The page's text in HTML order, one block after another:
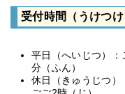
受付時間（うけつけ
平日（へいじつ）
分（ふん）
休日（きゅうじつ